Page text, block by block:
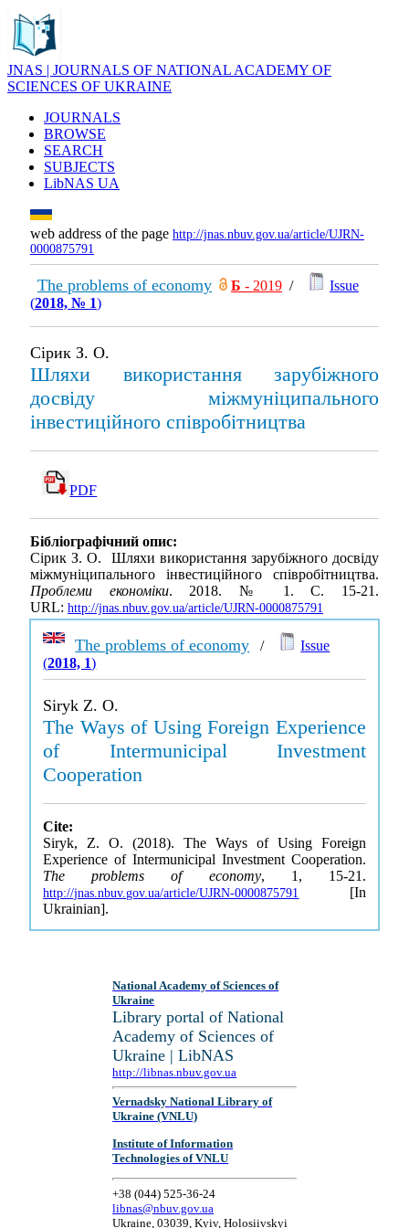
JNAS | JOURNALS OF NATIONAL ACADEMY OF
SCIENCES OF UKRAINE
JOURNALS
BROWSE
SEARCH
SUBJECTS
LibNAS UA
web address of the page http://jnas.nbuv.gov.ua/article/UJRN-
0000875791
The problems of economy Б - 2019 /
Issue
(2018, № 1)
Сірик З. О.
Шляхи використання зарубіжного
досвіду міжмуніципального
інвестиційного співробітництва
PDF
Бібліографічний опис:
Сірик З. О. Шляхи використання зарубіжного досвіду
міжмуніципального інвестиційного співробітництва.
Проблеми економіки. 2018. № 1. С. 15-21.
URL: http://jnas.nbuv.gov.ua/article/UJRN-0000875791
The problems of economy /
Issue
(2018, 1)
Siryk Z. O.
The Ways of Using Foreign Experience
of Intermunicipal Investment
Cooperation
Cite:
Siryk, Z. O. (2018). The Ways of Using Foreign
Experience of Intermunicipal Investment Cooperation.
The problems of economy, 1, 15-21.
http://jnas.nbuv.gov.ua/article/UJRN-0000875791
[In
Ukrainian].
National Academy of Sciences of
Ukraine
Library portal of National
Academy of Sciences of
Ukraine | LibNAS
http://libnas.nbuv.gov.ua
Vernadsky National Library of
Ukraine (VNLU)
Institute of Information
Technologies of VNLU
+38 (044) 525-36-24
libnas@nbuv.gov.ua
Ukraine, 03039, Kyiv, Holosiivskyi